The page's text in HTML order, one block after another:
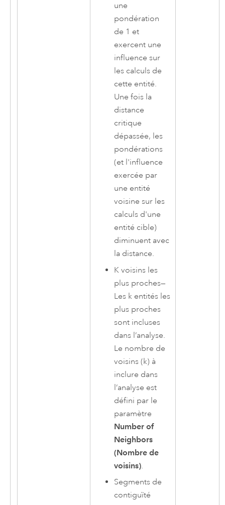
une
pondération
de 1 et
exercent une
influence sur
les calculs de
cette entité.
Une fois la
distance
critique
dépassée, les
pondérations
(et l'influence
exercée par
une entité
voisine sur les
calculs d'une
entité cible)
diminuent avec
la distance.
K voisins les
plus proches—
Les k entités les
plus proches
sont incluses
dans l’analyse.
Le nombre de
voisins (k) à
inclure dans
l’analyse est
défini par le
paramètre
Number of
Neighbors
(Nombre de
voisins).
Segments de
contiguïté